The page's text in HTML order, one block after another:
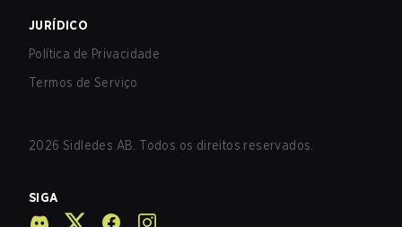
JURÍDICO
Política de Privacidade
Termos de Serviço
2026 Sidledes AB. Todos os direitos reservados.
SIGA